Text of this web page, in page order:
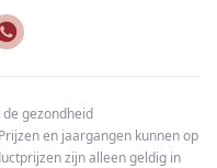
gezondheid
en jaargangen kunnen op
zijn alleen geldig in